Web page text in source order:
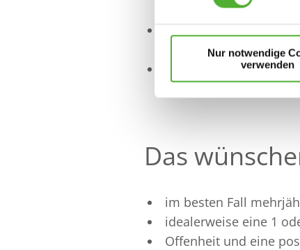
Nur notwendige
verwenden
der Hilfe beim
Sie sind stets
Bewohnenden
Sie arbeiten in enger
allen notwendigen
Das
im besten Fall
idealerweise eine 1
Offenheit und eine